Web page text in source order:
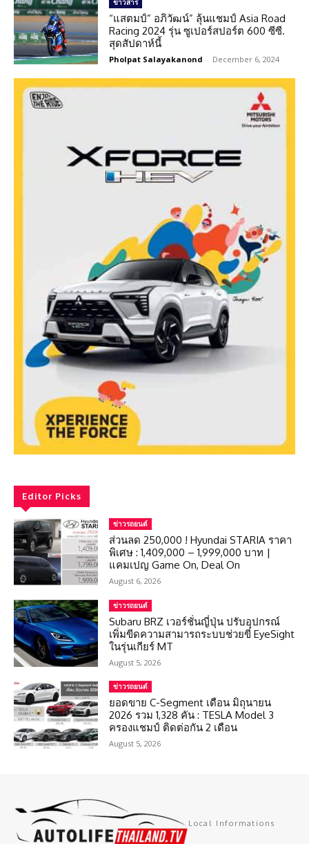
“แสตมป์” อภิวัฒน์” ลุ้นแชมป์ Asia Road
Racing 2024 รุ่น ซูเปอร์สปอร์ต 600 ซีซี.
สุดสัปดาห์นี้
Pholpat Salayakanond - December 6, 2024
Editor Picks
ข่าวรถยนต์
ส่วนลด 250,000 ! Hyundai STARIA ราคา
พิเศษ : 1,409,000 – 1,999,000 บาท |
แคมเปญ Game On, Deal On
August 6, 2026
ข่าวรถยนต์
Subaru BRZ เวอร์ชั่นญี่ปุ่น ปรับอุปกรณ์
เพิ่มขีดความสามารถระบบช่วยขี่ EyeSight
ในรุ่นเกียร์ MT
August 5, 2026
ข่าวรถยนต์
ยอดขาย C-Segment เดือน มิถุนายน
2026 รวม 1,328 คัน : TESLA Model 3
ครองแชมป์ ติดต่อกัน 2 เดือน
August 5, 2026
Local Informations